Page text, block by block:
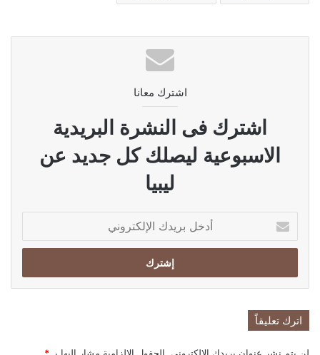
اشترك معانا
اشترك فى النشرة البريدية
الاسبوعية ليصلك كل جديد عن
ليبيا
بريدك
الإلكتروني
اترك تعليقاً